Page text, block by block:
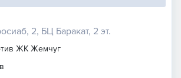
2, БЦ Баракат, 2 эт.
ЖК Жемчуг